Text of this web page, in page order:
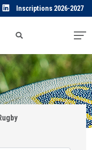
Inscriptions 2026-2027